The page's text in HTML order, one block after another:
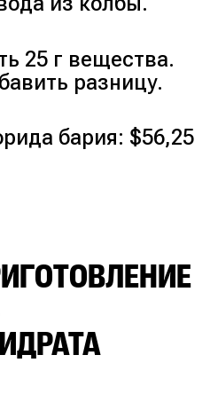
25 г вещества.
разницу.
бария: $56,25